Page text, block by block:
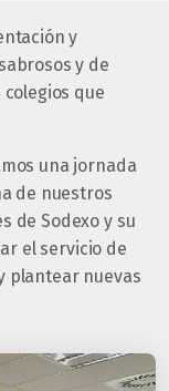
y
y de
que
una jornada
de nuestros
de Sodexo y su
el servicio de
plantear nuevas